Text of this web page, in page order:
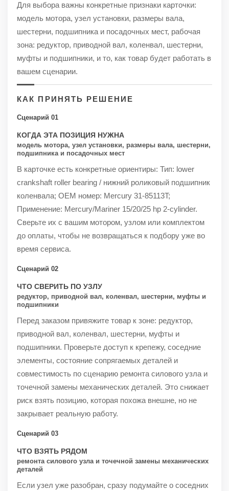
Для выбора важны конкретные признаки карточки:
модель мотора, узел установки, размеры вала,
шестерни, подшипника и посадочных мест, рабочая
зона: редуктор, приводной вал, коленвал, шестерни,
муфты и подшипники, и то, как товар будет работать в
вашем сценарии.
КАК ПРИНЯТЬ РЕШЕНИЕ
Сценарий 01
КОГДА ЭТА ПОЗИЦИЯ НУЖНА
модель мотора, узел установки, размеры вала, шестерни,
подшипника и посадочных мест
В карточке есть конкретные ориентиры: Тип: lower
crankshaft roller bearing / нижний роликовый подшипник
коленвала; OEM номер: Mercury 31-85113T;
Применение: Mercury/Mariner 15/20/25 hp 2-cylinder.
Сверьте их с вашим мотором, узлом или комплектом
до оплаты, чтобы не возвращаться к подбору уже во
время сервиса.
Сценарий 02
ЧТО СВЕРИТЬ ПО УЗЛУ
редуктор, приводной вал, коленвал, шестерни, муфты и
подшипники
Перед заказом привяжите товар к зоне: редуктор,
приводной вал, коленвал, шестерни, муфты и
подшипники. Проверьте доступ к крепежу, соседние
элементы, состояние сопрягаемых деталей и
совместимость по сценарию ремонта силового узла и
точечной замены механических деталей. Это снижает
риск взять позицию, которая похожа внешне, но не
закрывает реальную работу.
Сценарий 03
ЧТО ВЗЯТЬ РЯДОМ
ремонта силового узла и точечной замены механических
деталей
Если узел уже разобран, сразу подумайте о соседних